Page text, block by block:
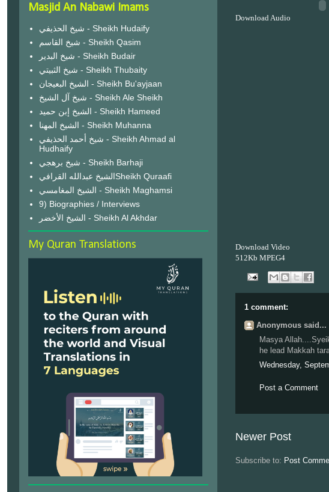
Download Audio
Download Video
512Kb MPEG4
1 comment:
Anonymous said...
Masya
he lead Makkah
Wednesday,
Post a Comment
Newer Post
Subscribe to: Post
Masjid An Nabawi Imams
شيخ الحذيفي - Sheikh Hudaify
شيخ القاسم - Sheikh Qasim
شيخ البدير - Sheikh Budair
شيخ الثبيتي - Sheikh Thubaity
الشيخ البعيجان - Sheikh Bu'ayjaan
شيخ آل الشيخ - Sheikh Ale Sheikh
الشيخ إبن حميد - Sheikh Hameed
الشيخ المهنا - Sheikh Muhanna
شيخ أحمد الحذيفي - Sheikh Ahmad al
Hudhaify
شيخ برهجي - Sheikh Barhaji
الشيخ عبدالله القرافيSheikh Quraafi
الشيخ المغامسي - Sheikh Maghamsi
9) Biographies / Interviews
الشيخ الأخضر - Sheikh Al Akhdar
My Quran Translations